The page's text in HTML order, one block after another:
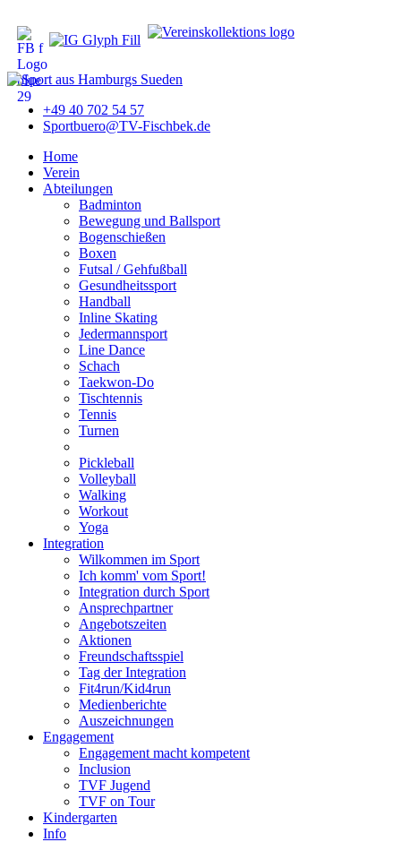
+49 40 702 54 57
Sportbuero@TV-Fischbek.de
Home
Verein
Abteilungen
Badminton
Bewegung und Ballsport
Bogenschießen
Boxen
Futsal / Gehfußball
Gesundheitssport
Handball
Inline Skating
Jedermannsport
Line Dance
Schach
Taekwon-Do
Tischtennis
Tennis
Turnen
Pickleball
Volleyball
Walking
Workout
Yoga
Integration
Wilkommen im Sport
Ich komm' vom Sport!
Integration durch Sport
Ansprechpartner
Angebotszeiten
Aktionen
Freundschaftsspiel
Tag der Integration
Fit4run/Kid4run
Medienberichte
Auszeichnungen
Engagement
Engagement macht kompetent
Inclusion
TVF Jugend
TVF on Tour
Kindergarten
Info